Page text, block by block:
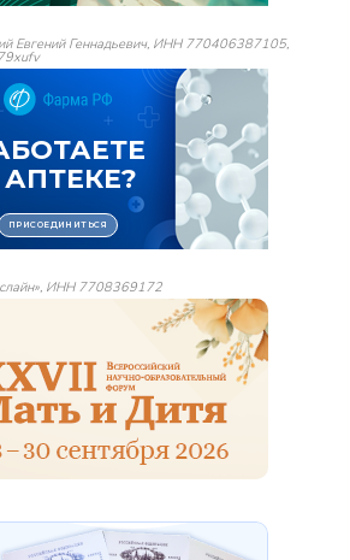
Евгений Геннадьевич, ИНН 770406387105,
ИНН 7708369172